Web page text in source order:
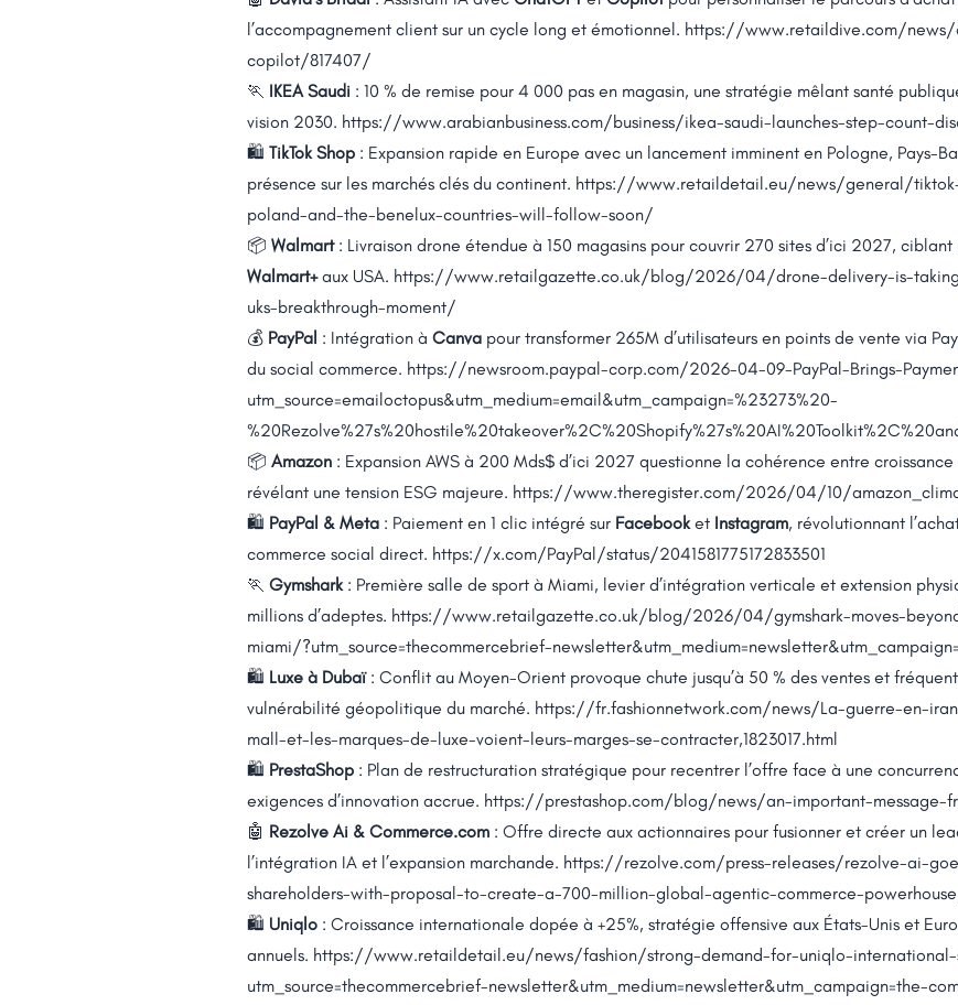
l’accompagnement client sur un cycle long et émotionnel. https://www.retaildive.com/
copilot/817407/
🏃 IKEA Saudi : 10 % de remise pour 4 000 pas en magasin, une stratégie mêlant santé
vision 2030. https://www.arabianbusiness.com/business/ikea-saudi-launches-step-count-
🛍️ TikTok Shop : Expansion rapide en Europe avec un lancement imminent en Pologne, Pays-
présence sur les marchés clés du continent. https://www.retaildetail.eu/news/general/
poland-and-the-benelux-countries-will-follow-soon/
📦 Walmart: Livraison drone étendue à 150 magasins pour couvrir 270 sites d’ici 2027,
Walmart+aux USA. https://www.retailgazette.co.uk/blog/2026/04/drone-delivery-is-
uks-breakthrough-moment/
💰 PayPal : Intégration à Canva pour transformer 265M d’utilisateurs en points de vente via
du social commerce. https://newsroom.paypal-corp.com/2026-04-09-PayPal-Brings-
utm_source=emailoctopus&utm_medium=email&utm_campaign=%23273%20-
📦 Amazon : Expansion AWS à 200 Mds$ d’ici 2027 questionne la cohérence entre
révélant une tension ESG majeure. https://www.theregister.com/2026/04/10/
🛍️ PayPal & Meta : Paiement en 1 clic intégré sur Facebooket Instagram, révolutionnant
commerce social direct. https://x.com/PayPal/status/2041581775172833501
🏃 Gymshark: Première salle de sport à Miami, levier d’intégration verticale et extension
millions d’adeptes. https://www.retailgazette.co.uk/blog/2026/04/gymshark-moves-
miami/?utm_source=thecommercebrief-
🛍️ Luxe à Dubaï: Conflit au Moyen-Orient provoque chute jusqu’à 50 % des ventes et
vulnérabilité géopolitique du marché. https://fr.fashionnetwork.com/news/La-guerre-en-
mall-et-les-marques-de-luxe-voient-leurs-marges-se-contracter,1823017.html
🛍️ PrestaShop : Plan de restructuration stratégique pour recentrer l’offre face à une
exigences d’innovation accrue. https://prestashop.com/blog/news/an-important-message-
🤖 Rezolve Ai & Commerce.com : Offre directe aux actionnaires pour fusionner et créer un
l’intégration IA et l’expansion marchande. https://rezolve.com/press-releases/rezolve-ai-
shareholders-with-proposal-to-create-a-700-million-global-agentic-commerce-
🛍️ Uniqlo : Croissance internationale dopée à +25%, stratégie offensive aux États-Unis et
annuels. https://www.retaildetail.eu/news/fashion/strong-demand-for-uniqlo-
utm_source=thecommercebrief-newsletter&utm_medium=newsletter&utm_campaign=the-